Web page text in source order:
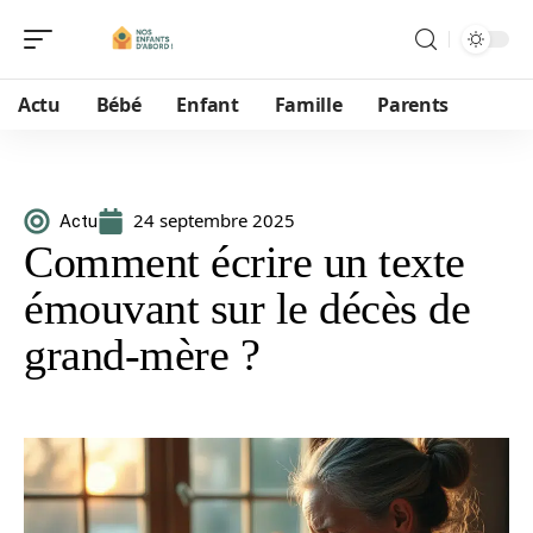
Actu Bébé Enfant Famille Parents
Actu 24 septembre 2025
Comment écrire un texte
émouvant sur le décès de
grand-mère ?